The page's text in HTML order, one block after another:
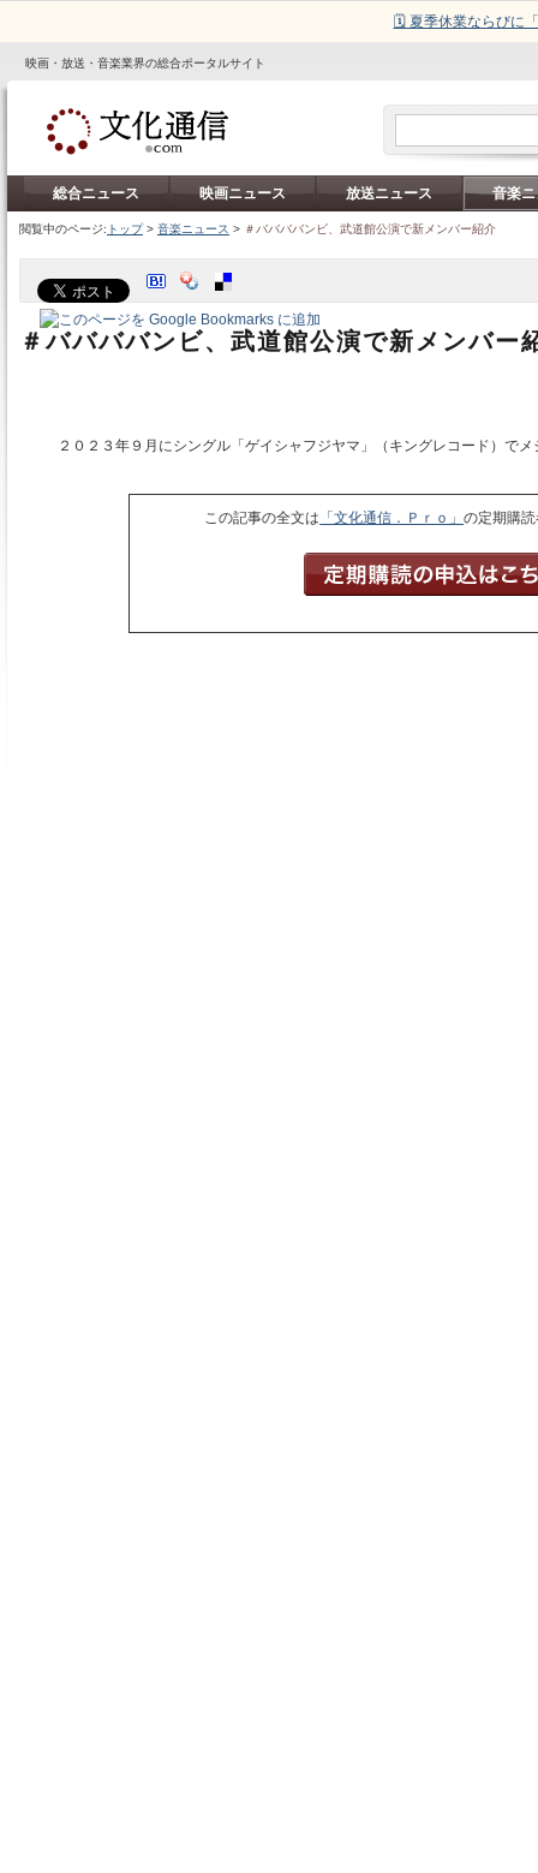
🗓️ 夏季休業ならびに
映画・放送・音楽業界の総合ポータルサイト
総合ニュース 映画ニュース 放送ニュース 音楽
閲覧中のページ: トップ> 音楽ニュース > ＃ババババンビ、武道館公演で新メンバー紹介
＃ババババンビ、武道館公演で新メンバー
２０２３年９月にシングル「ゲイシャフジヤマ」（キングレコード）で
この記事の全文は 「文化通信．Ｐｒｏ」の定期購